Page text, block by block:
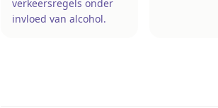
verkeersregels onder
invloed van alcohol.